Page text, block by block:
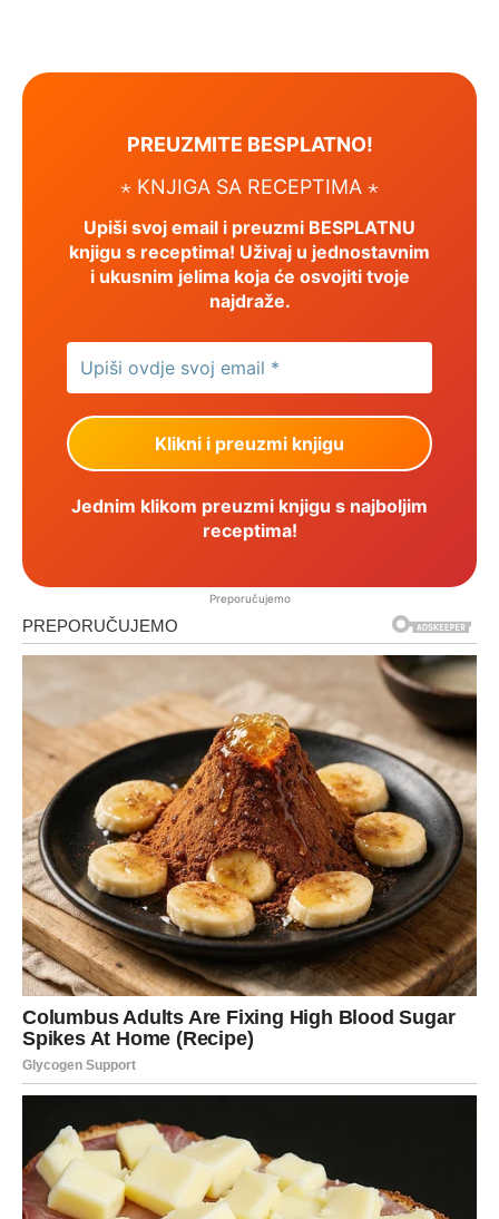
PREUZMITE BESPLATNO!
⋆ KNJIGA SA RECEPTIMA ⋆
Upiši svoj email i preuzmi BESPLATNU
knjigu s receptima! Uživaj u jednostavnim
i ukusnim jelima koja će osvojiti tvoje
najdraže.
Jednim klikom preuzmi knjigu s najboljim
receptima!
Preporučujemo